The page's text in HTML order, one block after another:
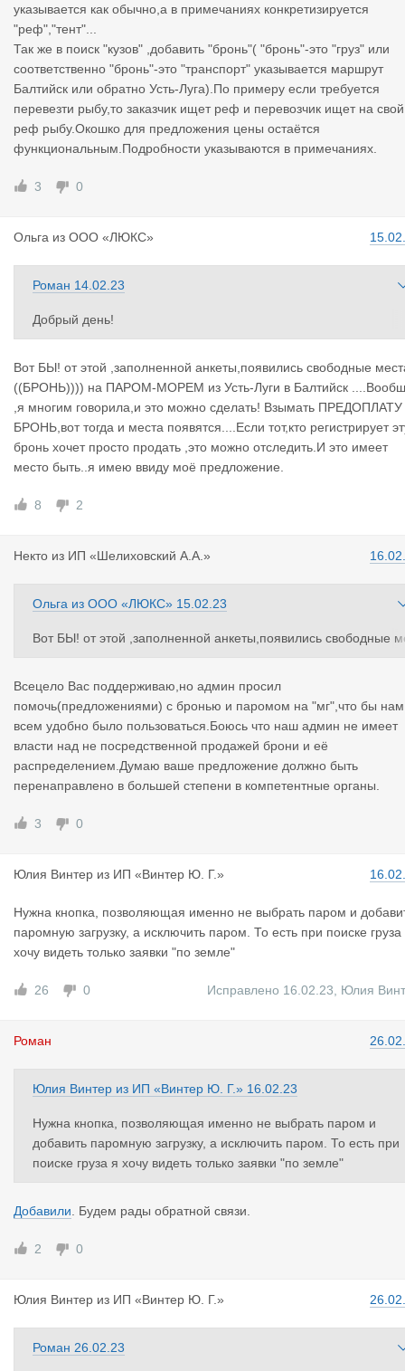
указывается как обычно,а в примечаниях конкретизируется
"реф","тент"...
Так же в поиск "кузов" ,добавить "бронь"( "бронь"-это "груз" или
соответственно "бронь"-это "транспорт" указывается маршрут
Балтийск или обратно Усть-Луга).По примеру если требуется
перевезти рыбу,то заказчик ищет реф и перевозчик ищет на свой
реф рыбу.Окошко для предложения цены остаётся
функциональным.Подробности указываются в примечаниях.
3 0
Ольга из ООО «ЛЮКС»
Роман 14.02.23
Добрый день!
В «транспорте» соответсвенно:
[ ] Возможна перевозка по морю, [ ] у меня есть бронь.
В поисковом фильтре вместо парома появятся: [ ] Морем, [ ] е
сть бронь.
ий.
Вот БЫ! от этой ,заполненной анкеты,появились свободные
((БРОНЬ)))) на ПАРОМ-МОРЕМ из Усть-Луги в Балтийск
,я многим говорила,и это можно сделать! Взымать ПРЕДОПЛАТУ
БРОНЬ,вот тогда и места появятся....Если тот,кто регистрирует
бронь хочет просто продать ,это можно отследить.И это имеет
место быть..я имею ввиду моё предложение.
8 2
Некто из ИП «Шелиховский А.А.»
Ольга из ООО «ЛЮКС» 15.02.23
Вот БЫ! от этой ,заполненной анкеты,появились свободные
ЕДОПЛАТУ за БРОНЬ,вот тогда и места появятся....Если тот,кт
о регистрирует эту бронь хочет просто продать ,это можно отс
ледить.И это имеет место быть..я имею ввиду моё предложен
Всецело Вас поддерживаю,но админ просил
помочь(предложениями) с бронью и паромом на "мг",что бы нам
всем удобно было пользоваться.Боюсь что наш админ не имеет
власти над не посредственной продажей брони и её
распределением.Думаю ваше предложение должно быть
перенаправлено в большей степени в компетентные органы.
3 0
Юлия Винтер из ИП «Винтер Ю. Г.»
Нужна кнопка, позволяющая именно не выбрать паром и
паромную загрузку, а исключить паром. То есть при поиске груза
хочу видеть только заявки "по земле"
26 0 Исправлено 16.02.23 Юлия
Роман
Юлия Винтер из ИП «Винтер Ю. Г.» 16.02.23
Нужна кнопка, позволяющая именно не выбрать паром и
добавить паромную загрузку, а исключить паром. То есть при
поиске груза я хочу видеть только заявки "по земле"
Добавили . Будем рады обратной связи.
2 0
Юлия Винтер из ИП «Винтер Ю. Г.»
Роман 26.02.23